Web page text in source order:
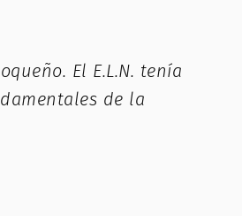
El E.L.N. tenía
de la